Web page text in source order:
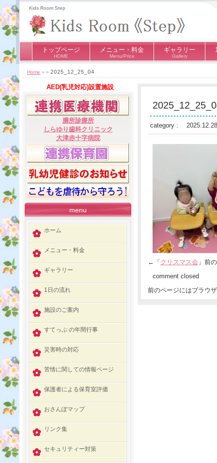
Kids Room Step
トップページ
HOME
メニュー・料金
Menu/Price
ギャラリー
Gallery
Home » » 2025_12_25_04
category : 2025.12.28
←「 クリスマス会 」前
comment closed
前のページにはブラウ
AED(乳児対応)設置施設
膳所診療所
しらゆり歯科クリニック
大津赤十字病院
menu
ホーム
メニュー・料金
ギャラリー
1日の流れ
施設のご案内
すてっぷ の年間行事
災害時の対応
苦情に関しての情報ページ
保護者による保育室評価
おさんぽマップ
リンク集
セキュリティー対策